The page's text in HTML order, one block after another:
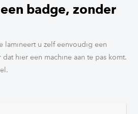
badge, zonder
lamineert u zelf eenvoudig een
hier een machine aan te pas komt.